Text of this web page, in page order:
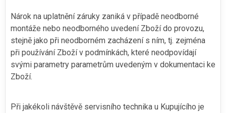
Nárok na uplatnění záruky zaniká v případě neodborné
montáže nebo neodborného uvedení Zboží do provozu,
stejně jako při neodborném zacházení s ním, tj. zejména
při používání Zboží v podmínkách, které neodpovídají
svými parametry parametrům uvedeným v dokumentaci ke
Zboží.
Při jakékoli návštěvě servisního technika u Kupujícího je